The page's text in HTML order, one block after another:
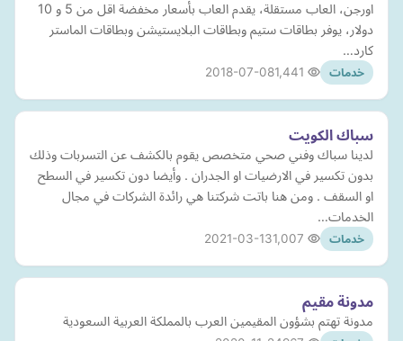
اورجن، العاب مستقلة، يقدم العاب بأسعار مخفضة اقل من 5 و 10
دولار، يوفر بطاقات ستيم وبطاقات البلايستيشن وبطاقات الماستر
كارد…
خدمات 2018-07-08
سباك الكويت
لدينا سباك وفني صحي متخصص يقوم بالكشف عن التسربات وذلك
بدون تكسير في الارضيات او الجدران . وأيضا دون تكسير في السطح
او السقف . ومن هنا باتت شركتنا هي رائدة الشركات في مجال
الخدمات…
خدمات 2021-03-13
مدونة مقيم
مدونة تهتم بشؤون المقيمين العرب بالمملكة العربية السعودية